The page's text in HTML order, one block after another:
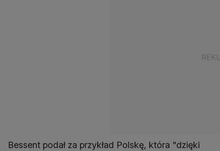
Bessent podał za przykład Polskę, która "dzięki